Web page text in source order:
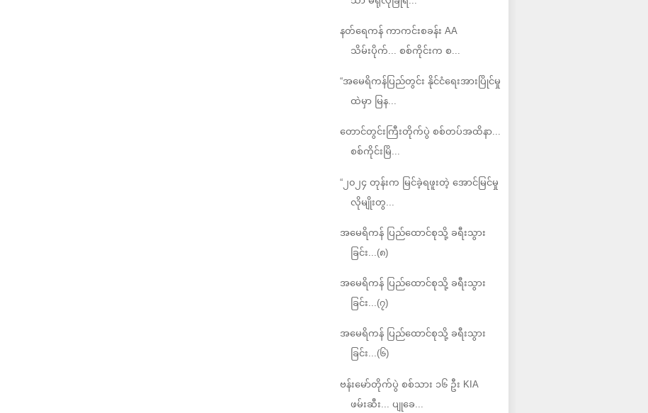
နတ်ရေကန် ကာကင်းစခန်း AA
သိမ်းပိုက်... စစ်ကိုင်းက စ...
“အမေရိကန်ပြည်တွင်း နိုင်ငံရေးအားပြိုင်မှု
ထဲမှာ မြန...
တောင်တွင်းကြီးတိုက်ပွဲ စစ်တပ်အထိနာ...
စစ်ကိုင်းမြိ...
“၂၀၂၄ တုန်းက မြင်ခဲ့ရဖူးတဲ့ အောင်မြင်မှု
လိုမျိုးတွ...
အမေရိကန် ပြည်ထောင်စုသို့ ခရီးသွား
ခြင်း...(၈)
အမေရိကန် ပြည်ထောင်စုသို့ ခရီးသွား
ခြင်း...(၇)
အမေရိကန် ပြည်ထောင်စုသို့ ခရီးသွား
ခြင်း...(၆)
ဗန်းမော်တိုက်ပွဲ စစ်သား ၁၆ ဦး KIA
ဖမ်းဆီး... ပျုခေ...